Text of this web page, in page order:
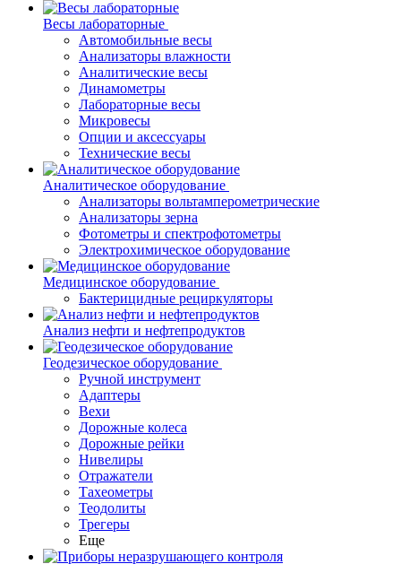
Весы лабораторные
Автомобильные весы
Анализаторы влажности
Аналитические весы
Динамометры
Лабораторные весы
Микровесы
Опции и аксессуары
Технические весы
Аналитическое оборудование
Анализаторы вольтамперометрические
Анализаторы зерна
Фотометры и спектрофотометры
Электрохимическое оборудование
Медицинское оборудование
Бактерицидные рециркуляторы
Анализ нефти и нефтепродуктов
Геодезическое оборудование
Ручной инструмент
Адаптеры
Вехи
Дорожные колеса
Дорожные рейки
Нивелиры
Отражатели
Тахеометры
Теодолиты
Трегеры
Еще